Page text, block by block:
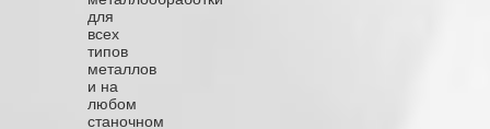
для
всех
типов
металлов
и на
любом
станочном